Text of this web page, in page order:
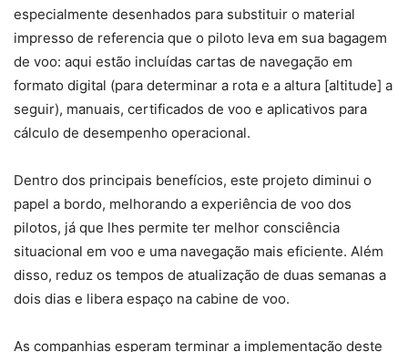
especialmente desenhados para substituir o material
impresso de referencia que o piloto leva em sua bagagem
de voo: aqui estão incluídas cartas de navegação em
formato digital (para determinar a rota e a altura [altitude] a
seguir), manuais, certificados de voo e aplicativos para
cálculo de desempenho operacional.
Dentro dos principais benefícios, este projeto diminui o
papel a bordo, melhorando a experiência de voo dos
pilotos, já que lhes permite ter melhor consciência
situacional em voo e uma navegação mais eficiente. Além
disso, reduz os tempos de atualização de duas semanas a
dois dias e libera espaço na cabine de voo.
As companhias esperam terminar a implementação deste